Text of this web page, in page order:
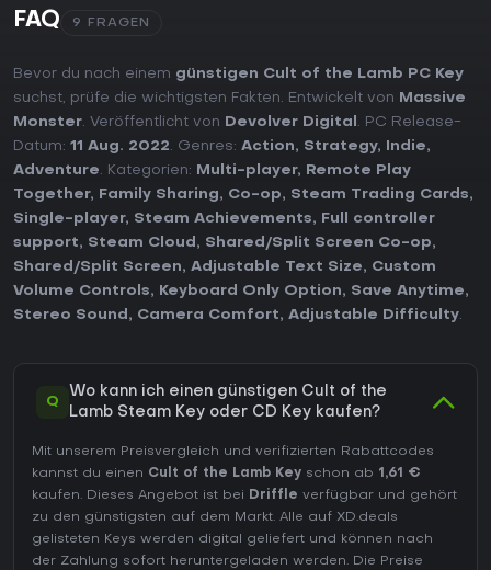
FAQ 9 FRAGEN
Bevor du nach einem günstigen Cult of the Lamb PC Key
suchst, prüfe die wichtigsten Fakten. Entwickelt von
Massive
Monster. Veröffentlicht von Devolver Digital . PC Release-
Datum: 11 Aug. 2022. Genres: Action, Strategy, Indie,
Adventure. Kategorien: Multi-player,
Remote Play
Together, Family Sharing, Co-op, Steam Trading Cards,
Single-player, Steam Achievements,
Full controller
support, Steam Cloud , Shared/Split Screen Co-op,
Shared/Split Screen, Adjustable Text Size, Custom
Volume Controls, Keyboard Only Option, Save Anytime,
Stereo Sound , Camera Comfort, Adjustable Difficulty.
Q
Wo kann ich einen günstigen Cult of the
Lamb Steam Key oder CD Key kaufen?
Mit unserem Preisvergleich und verifizierten Rabattcodes
kannst du einen Cult of the Lamb Key schon ab 1,61 €
kaufen. Dieses Angebot ist bei Driffle verfügbar und gehört
zu den günstigsten auf dem Markt. Alle auf XD.deals
gelisteten Keys werden digital geliefert und können nach
der Zahlung sofort heruntergeladen werden. Die Preise